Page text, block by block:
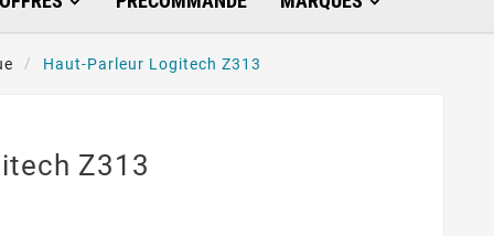
Haut-Parleur Logitech Z313
Z313